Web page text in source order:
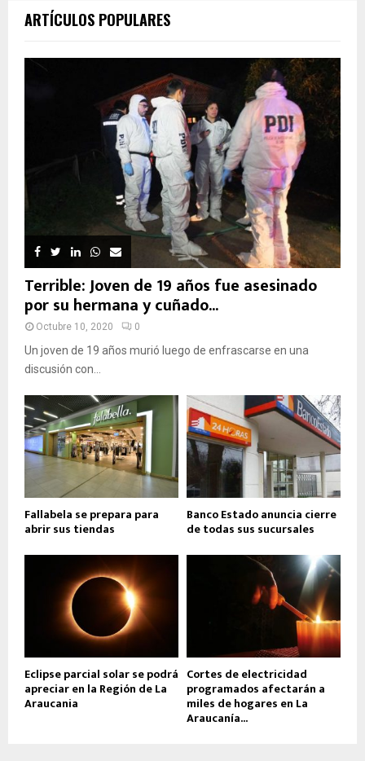
ARTÍCULOS POPULARES
Terrible: Joven de 19 años fue asesinado
por su hermana y cuñado...
Octubre 10, 2020 0
Un joven de 19 años murió luego de enfrascarse en una
discusión con...
Fallabela se prepara para
abrir sus tiendas
Banco Estado anuncia cierre
de todas sus sucursales
Eclipse parcial solar se podrá
apreciar en la Región de La
Araucania
Cortes de electricidad
programados afectarán a
miles de hogares en La
Araucanía...